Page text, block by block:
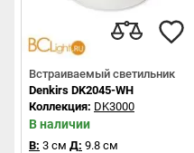
Встраиваемый светильник
Denkirs DK2045-WH
Коллекция: DK3000
В наличии
В: 3 см Д: 9.8 см